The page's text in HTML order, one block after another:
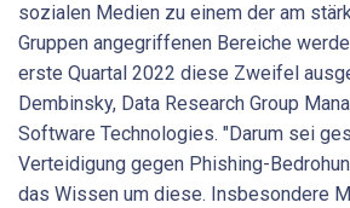
sozialen Medien zu einem der am
Gruppen angegriffenen Bereiche
erste Quartal 2022 diese Zweifel
Dembinsky, Data Research Group
Software Technologies. "Darum sei
Verteidigung gegen Phishing-
das Wissen um diese. Insbesondere